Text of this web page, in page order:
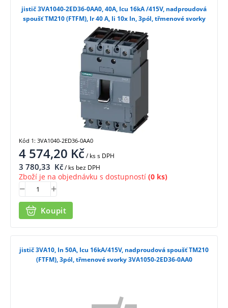
jistič 3VA1040-2ED36-0AA0, 40A, Icu 16kA /415V, nadproudová
spoušť TM210 (FTFM), Ir 40 A, Ii 10x In, 3pól, třmenové svorky
4 574,20 Kč/ kss DPH
3 780,33 Kč/ ks bez DPH
Zboží je na objednávku s dostupností (0 ks)
Koupit
Kód 1: 3VA1040-2ED36-0AA0
jistič 3VA10, In 50A, Icu 16kA/415V, nadproudová spoušť TM210
(FTFM), 3pól, třmenové svorky 3VA1050-2ED36-0AA0